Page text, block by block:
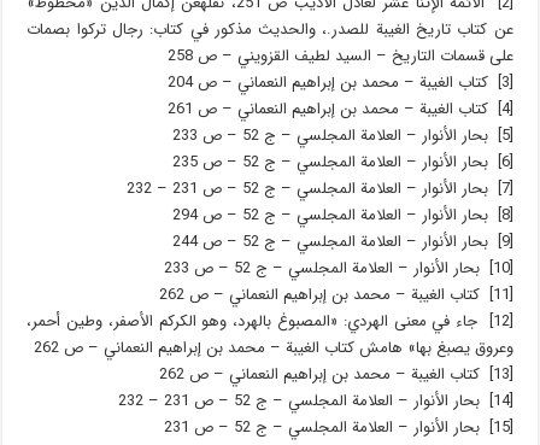
عن كتاب تاريخ الغيبة للصدر.، والحديث مذكور في كتاب: رجال تركوا بصمات
على قسمات التاريخ – السيد لطيف القزويني – ص 258
[3] كتاب الغيبة – محمد بن إبراهيم النعماني – ص 204
[4] كتاب الغيبة – محمد بن إبراهيم النعماني – ص 261
[5] بحار الأنوار – العلامة المجلسي – ج 52 – ص 233
[6] بحار الأنوار – العلامة المجلسي – ج 52 – ص 235
[7] بحار الأنوار – العلامة المجلسي – ج 52 – ص 231 – 232
[8] بحار الأنوار – العلامة المجلسي – ج 52 – ص 294
[9] بحار الأنوار – العلامة المجلسي – ج 52 – ص 244
[10] بحار الأنوار – العلامة المجلسي – ج 52 – ص 233
[11] كتاب الغيبة – محمد بن إبراهيم النعماني – ص 262
[12] جاء في معنى الهردي: «المصبوغ بالهرد، وهو الكركم الأصفر، وطين أحمر،
وعروق يصبغ بها» هامش كتاب الغيبة – محمد بن إبراهيم النعماني – ص 262
[13] كتاب الغيبة – محمد بن إبراهيم النعماني – ص 262
[14] بحار الأنوار – العلامة المجلسي – ج 52 – ص 231 – 232
[15] بحار الأنوار – العلامة المجلسي – ج 52 – ص 231